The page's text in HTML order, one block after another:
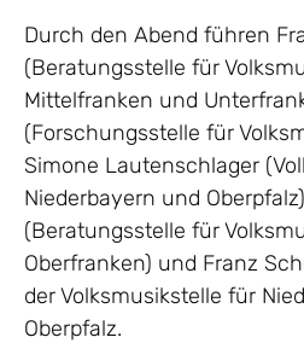
Durch den Abend führen
(Beratungsstelle für
Mittelfranken und
(Forschungsstelle für
Simone Lautenschlager
Niederbayern und
(Beratungsstelle für
Oberfranken) und Franz
der Volksmusikstelle für
Oberpfalz.